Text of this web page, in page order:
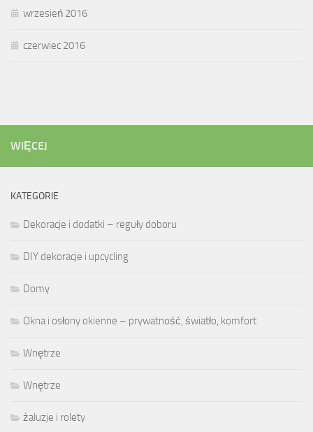
wrzesień 2016
czerwiec 2016
WIĘCEJ
KATEGORIE
Dekoracje i dodatki – reguły doboru
DIY dekoracje i upcycling
Domy
Okna i osłony okienne – prywatność, światło, komfort
Wnętrze
Wnętrze
żaluzje i rolety